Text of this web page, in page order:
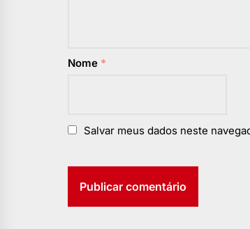
Nome *
Salvar meus dados neste